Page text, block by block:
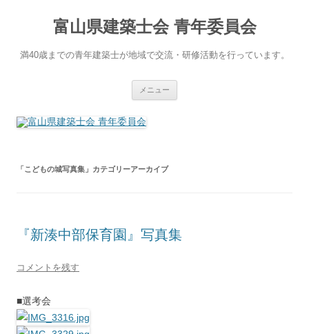
へ
ス
富山県建築士会 青年委員会
満40歳までの青年建築士が地域で交流・研修活動を行っています。
メニュー
「こどもの城写真集 」カテゴリーアーカイブ
『新湊中部保育園』写真集
コメントを残す
■選考会